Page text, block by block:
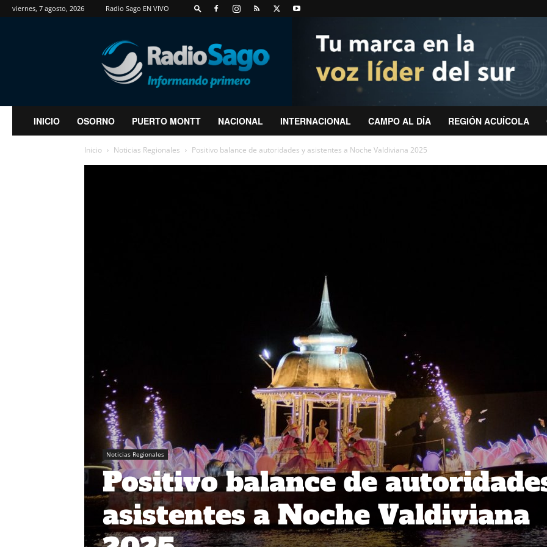
viernes, 7 agosto, 2026 Radio Sago EN VIVO
RadioSago
INICIO OSORNO PUERTO MONTT NACIONAL INTERNACIONAL CAMPO AL DÍA REGIÓN ACUÍCOLA
Inicio Noticias Regionales Positivo balance de autoridades y asistentes a Noche Valdiviana 2025
Noticias Regionales
Positivo balance de
asistentes a Noche Valdiviana